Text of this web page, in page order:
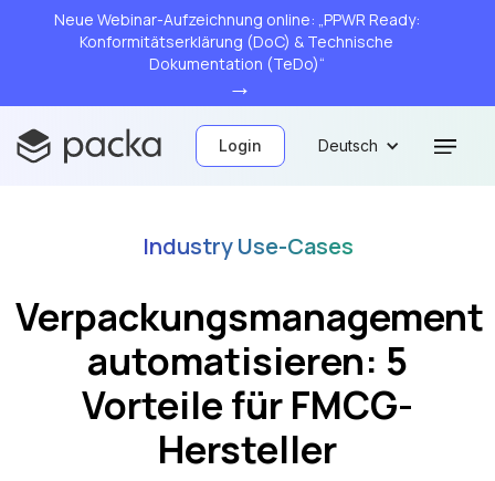
Neue Webinar-Aufzeichnung online: „PPWR Ready:
Konformitätserklärung (DoC) & Technische
Dokumentation (TeDo)“
→
Login Deutsch
Industry Use-Cases
Verpackungsmanagement
automatisieren: 5
Vorteile für FMCG-
Hersteller